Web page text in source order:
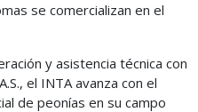
se comercializan en el
y asistencia técnica con
el INTA avanza con el
de peonías en su campo